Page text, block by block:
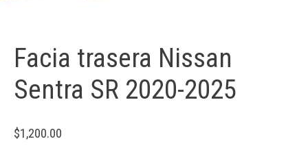
Facia trasera Nissan
Sentra SR 2020-2025
$1,200.00